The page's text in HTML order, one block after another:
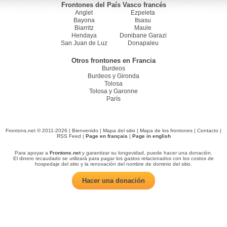
Frontones del País Vasco francés
Anglet
Bayona
Biarritz
Hendaya
San Juan de Luz
Ezpeleta
Itsasu
Maule
Donibane Garazi
Donapaleu
Otros frontones en Francia
Burdeos
Burdeos y Gironda
Tolosa
Tolosa y Garonne
París
Frontons.net © 2011-2026 | Bienvenido | Mapa del sitio | Mapa de los frontones | Contacto |
RSS Feed | Page en français | Page in english
Para apoyar a Frontons.nety garantizar su longevidad, puede hacer una donación.
El dinero recaudado se utilizará para pagar los gastos relacionados con los costos de
hospedaje del sitio y la renovación del nombre de dominio del sitio.
Hacer una donación